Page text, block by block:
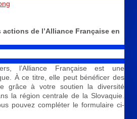
de l’Alliance Française en
l’Alliance Française est une
À ce titre, elle peut bénéficer des
grâce à votre soutien la diversité
la région centrale de la Slovaquie.
pouvez compléter le formulaire ci-